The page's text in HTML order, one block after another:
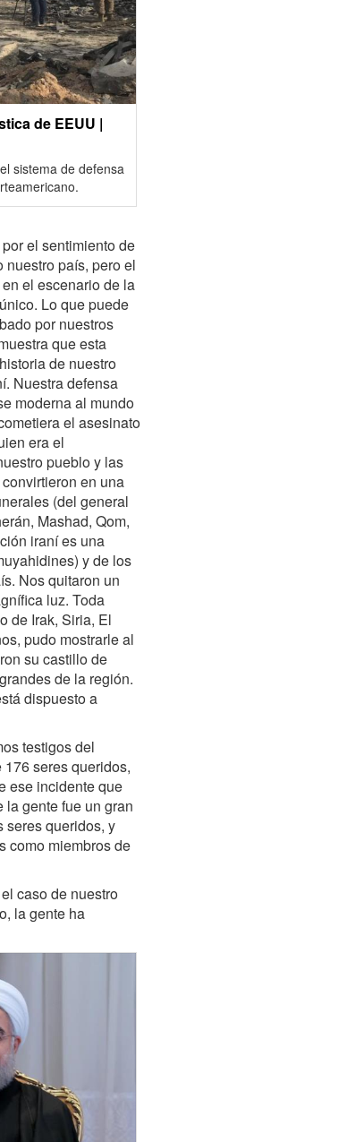
de EEUU |
sistema de defensa
el sentimiento de
nuestro país, pero el
el escenario de la
Lo que puede
por nuestros
que esta
de nuestro
Nuestra defensa
moderna al mundo
el asesinato
era el
pueblo y las
en una
(del general
Mashad, Qom,
iraní es una
y de los
Nos quitaron un
luz. Toda
de Irak, Siria, El
pudo mostrarle al
su castillo de
de la región.
dispuesto a
testigos del
seres queridos,
ese incidente que
gente fue un gran
seres queridos, y
como miembros de
caso de nuestro
la gente ha